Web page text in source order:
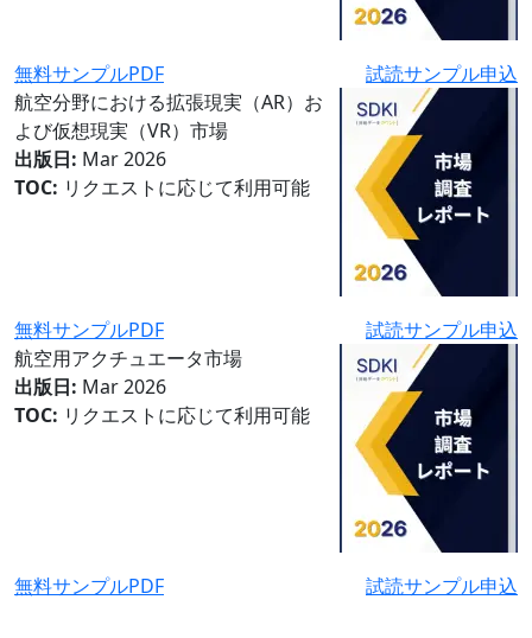
無料サンプルPDF
試読サンプル申込
航空分野における拡張現実（AR）お
よび仮想現実（VR）市場
出版日: Mar 2026
TOC: リクエストに応じて利用可能
無料サンプルPDF
試読サンプル申込
航空用アクチュエータ市場
出版日: Mar 2026
TOC: リクエストに応じて利用可能
無料サンプルPDF 試読サンプル申込